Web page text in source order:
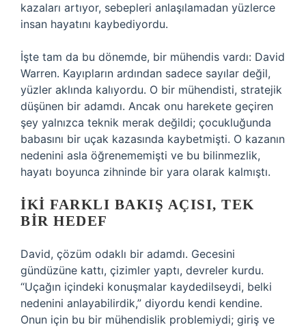
kazaları artıyor, sebepleri anlaşılamadan yüzlerce
insan hayatını kaybediyordu.
İşte tam da bu dönemde, bir mühendis vardı: David
Warren. Kayıpların ardından sadece sayılar değil,
yüzler aklında kalıyordu. O bir mühendisti, stratejik
düşünen bir adamdı. Ancak onu harekete geçiren
şey yalnızca teknik merak değildi; çocukluğunda
babasını bir uçak kazasında kaybetmişti. O kazanın
nedenini asla öğrenememişti ve bu bilinmezlik,
hayatı boyunca zihninde bir yara olarak kalmıştı.
İKI FARKLI BAKIŞ AÇISI, TEK
BIR HEDEF
David, çözüm odaklı bir adamdı. Gecesini
gündüzüne kattı, çizimler yaptı, devreler kurdu.
“Uçağın içindeki konuşmalar kaydedilseydi, belki
nedenini anlayabilirdik,” diyordu kendi kendine.
Onun için bu bir mühendislik problemiydi; giriş ve